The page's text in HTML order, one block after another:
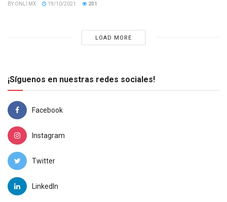
BY ONLI MX 19/10/2021 201
LOAD MORE
¡Síguenos en nuestras redes sociales!
Facebook
Instagram
Twitter
LinkedIn